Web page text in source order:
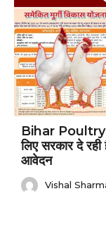
Bihar Poultry
लिए सरकार दे
आवेदन
Vishal